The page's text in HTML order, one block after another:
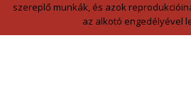
szereplő munkák, és azok
az alkotó engedélyével